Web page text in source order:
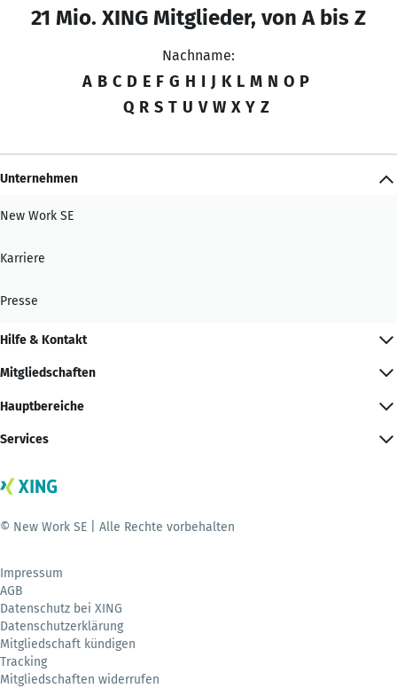
21 Mio. XING Mitglieder, von A bis Z
Nachname:
A B C D E F G H I J K L M N O P
Q R S T U V W X Y Z
Unternehmen
New Work SE
Karriere
Presse
Hilfe & Kontakt
Mitgliedschaften
Hauptbereiche
Services
© New Work SE | Alle Rechte vorbehalten
Impressum
AGB
Datenschutz bei XING
Datenschutzerklärung
Mitgliedschaft kündigen
Tracking
Mitgliedschaften widerrufen